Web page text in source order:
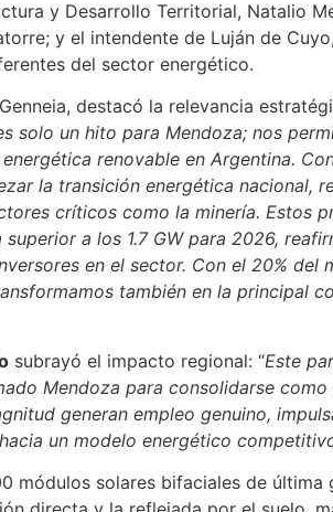
y Desarrollo Territorial, Natalio
y el intendente de Luján de
del sector energético.
destacó la relevancia
solo un hito para Mendoza; nos
renovable en Argentina.
la transición energética nacional,
críticos como la minería. Estos
a los 1.7 GW para 2026,
en el sector. Con el 20% del
también en la principal
subrayó el impacto regional: “Este
Mendoza para consolidarse
generan empleo genuino,
un modelo energético
módulos solares bifaciales de última